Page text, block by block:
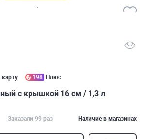
карту 198 Плюс
с крышкой 16 см / 1,3 л
Заказали 99 раз Наличие в магазинах